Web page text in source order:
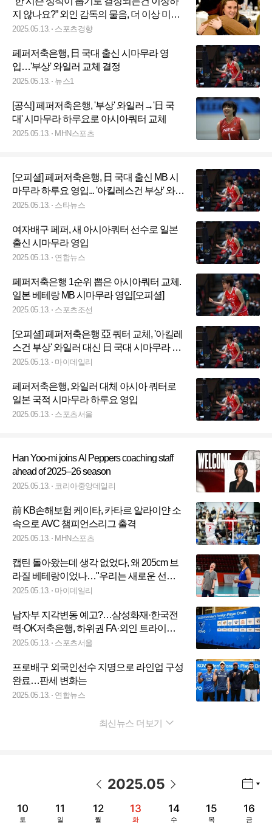
지 않나요?” 외인 감독의 물음, 더 이상 미뤄
선 안된다···한계 만난 V리그 외인 트라이아
2025.05.13. 스포츠경향
페퍼저축은행, 日 국대 출신 시마무라 영
입…'부상' 와일러 교체 결정
2025.05.13. 뉴스1
[공식] 페퍼저축은행, '부상' 와일러→'日 국
대' 시마무라 하루요로 아시아쿼터 교체
2025.05.13. MHN스포츠
[오피셜] 페퍼저축은행, 日 국대 출신 MB 시
마무라 하루요 영입... '아킬레스건 부상' 와일
러 대체 선수 빠르게 구했다
2025.05.13. 스타뉴스
여자배구 페퍼, 새 아시아쿼터 선수로 일본
출신 시마무라 영입
2025.05.13. 연합뉴스
페퍼저축은행 1순위 뽑은 아시아쿼터 교체.
일본 베테랑 MB 시마무라 영입[오피셜]
2025.05.13. 스포츠조선
[오피셜] 페퍼저축은행 亞 쿼터 교체, '아킬레
스건 부상' 와일러 대신 日 국대 시마무라 하
루요 영입
2025.05.13. 마이데일리
페퍼저축은행, 와일러 대체 아시아 쿼터로
일본 국적 시마무라 하루요 영입
2025.05.13. 스포츠서울
Han Yoo-mi joins AI Peppers coaching staff
ahead of 2025–26 season
2025.05.13. 코리아중앙데일리
前 KB손해보험 케이타, 카타르 알라이얀 소
속으로 AVC 챔피언스리그 출격
2025.05.13. MHN스포츠
캡틴 돌아왔는데 생각 없었다, 왜 205cm 브
라질 베테랑이었나…"우리는 새로운 선수,
새로운 시즌을 갈망했다"
2025.05.13. 마이데일리
남자부 지각변동 예고?…삼성화재·한국전
력·OK저축은행, 하위권 FA·외인 트라이아
웃으로 나란히 업그레이드
2025.05.13. 스포츠서울
프로배구 외국인선수 지명으로 라인업 구성
완료…판세 변화는
2025.05.13. 연합뉴스
최신뉴스 더보기
2025.05
10
토
11
일
12
월
13
화
14
수
15
목
16
금